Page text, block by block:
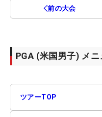
前の大会
PGA (米国男子) メニ
ツアーTOP